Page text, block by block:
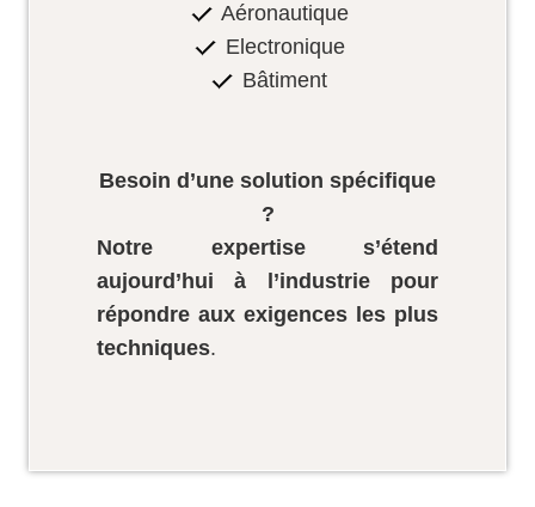
Aéronautique
Electronique
Bâtiment
Besoin d’une solution spécifique
?
Notre expertise s’étend
aujourd’hui à l’industrie pour
répondre aux exigences les plus
techniques.